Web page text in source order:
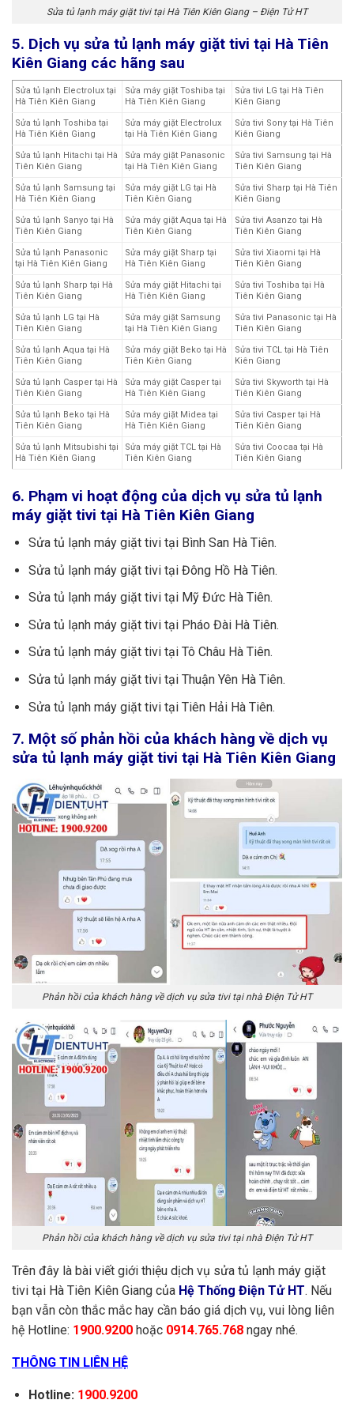
Sửa tủ lạnh máy giặt tivi tại Hà Tiên Kiên Giang – Điện Tử HT
5. Dịch vụ sửa tủ lạnh máy giặt tivi tại Hà Tiên
Kiên Giang các hãng sau
Sửa tủ lạnh Electrolux tại
Hà Tiên Kiên Giang
Sửa máy giặt Toshiba tại
Hà Tiên Kiên Giang
Sửa tivi LG tại Hà Tiên
Kiên Giang
Sửa tủ lạnh Toshiba tại
Hà Tiên Kiên Giang
Sửa máy giặt Electrolux
tại Hà Tiên Kiên Giang
Sửa tivi Sony tại Hà Tiên
Kiên Giang
Sửa tủ lạnh Hitachi tại Hà
Tiên Kiên Giang
Sửa máy giặt Panasonic
tại Hà Tiên Kiên Giang
Sửa tivi Samsung tại Hà
Tiên Kiên Giang
Sửa tủ lạnh Samsung tại
Hà Tiên Kiên Giang
Sửa máy giặt LG tại Hà
Tiên Kiên Giang
Sửa tivi Sharp tại Hà Tiên
Kiên Giang
Sửa tủ lạnh Sanyo tại Hà
Tiên Kiên Giang
Sửa máy giặt Aqua tại Hà
Tiên Kiên Giang
Sửa tivi Asanzo tại Hà
Tiên Kiên Giang
Sửa tủ lạnh Panasonic
tại Hà Tiên Kiên Giang
Sửa máy giặt Sharp tại
Hà Tiên Kiên Giang
Sửa tivi Xiaomi tại Hà
Tiên Kiên Giang
Sửa tủ lạnh Sharp tại Hà
Tiên Kiên Giang
Sửa máy giặt Hitachi tại
Hà Tiên Kiên Giang
Sửa tivi Toshiba tại Hà
Tiên Kiên Giang
Sửa tủ lạnh LG tại Hà
Tiên Kiên Giang
Sửa máy giặt Samsung
tại Hà Tiên Kiên Giang
Sửa tivi Panasonic tại Hà
Tiên Kiên Giang
Sửa tủ lạnh Aqua tại Hà
Tiên Kiên Giang
Sửa máy giặt Beko tại Hà
Tiên Kiên Giang
Sửa tivi TCL tại Hà Tiên
Kiên Giang
Sửa tủ lạnh Casper tại Hà
Tiên Kiên Giang
Sửa máy giặt Casper tại
Hà Tiên Kiên Giang
Sửa tivi Skyworth tại Hà
Tiên Kiên Giang
Sửa tủ lạnh Beko tại Hà
Tiên Kiên Giang
Sửa máy giặt Midea tại
Hà Tiên Kiên Giang
Sửa tivi Casper tại Hà
Tiên Kiên Giang
Sửa tủ lạnh Mitsubishi tại
Hà Tiên Kiên Giang
Sửa máy giặt TCL tại Hà
Tiên Kiên Giang
Sửa tivi Coocaa tại Hà
Tiên Kiên Giang
6. Phạm vi hoạt động của dịch vụ sửa tủ lạnh
máy giặt tivi tại Hà Tiên Kiên Giang
Sửa tủ lạnh máy giặt tivi tại Bình San Hà Tiên.
Sửa tủ lạnh máy giặt tivi tại Đông Hồ Hà Tiên.
Sửa tủ lạnh máy giặt tivi tại Mỹ Đức Hà Tiên.
Sửa tủ lạnh máy giặt tivi tại Pháo Đài Hà Tiên.
Sửa tủ lạnh máy giặt tivi tại Tô Châu Hà Tiên.
Sửa tủ lạnh máy giặt tivi tại Thuận Yên Hà Tiên.
Sửa tủ lạnh máy giặt tivi tại Tiên Hải Hà Tiên.
7. Một số phản hồi của khách hàng về dịch vụ
sửa tủ lạnh máy giặt tivi tại Hà Tiên Kiên Giang
Phản hồi của khách hàng về dịch vụ sửa tivi tại nhà Điện Tử HT
Phản hồi của khách hàng về dịch vụ sửa tivi tại nhà Điện Tử HT
Trên đây là bài viết giới thiệu dịch vụ sửa tủ lạnh máy giặt
tivi tại Hà Tiên Kiên Giang của Hệ Thống Điện Tử HT. Nếu
bạn vẫn còn thắc mắc hay cần báo giá dịch vụ, vui lòng liên
hệ Hotline: 1900.9200 hoặc 0914.765.768 ngay nhé.
THÔNG TIN LIÊN HỆ
Hotline: 1900.9200